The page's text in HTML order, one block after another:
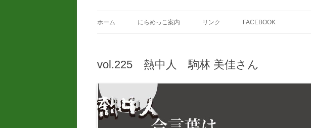
ホーム にらめっこ案内 リンク FACEBOOK
vol.225 熱中人 駒林 美佳さん